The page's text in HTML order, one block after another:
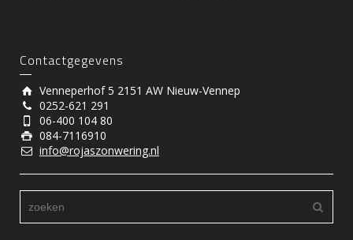
Contactgegevens
Venneperhof 5 2151 AW Nieuw-Vennep
0252-621 291
06-400 104 80
084-7116910
info@rojaszonwering.nl